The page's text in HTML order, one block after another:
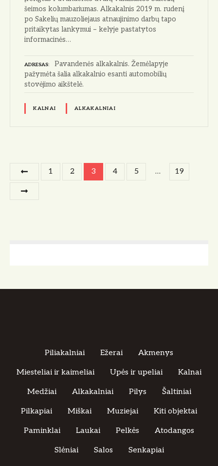
šeimos kolumbariumas. Alkakalnis 2019 m. rudenį
po Sakelių mauzoliejaus atnaujinimo darbų tapo
pritaikytas lankymui – kelyje pastatytos
informacinės…
ADRESAS
Pavandenės alkakalnis. Žemėlapyje
pažymėta šalia alkakalnio esanti automobilių
stovėjimo aikštelė.
KALNAI ALKAKALNIAI
a
a
1 2 3 4 5 … 19
Piliakalniai Ežerai Akmenys
Miesteliai ir kaimeliai Upės ir upeliai Kalnai
Medžiai Alkakalniai Pilys Šaltiniai
Pilkapiai Miškai Muziejai Kiti objektai
Paminklai Laukai Pelkės Atodangos
Slėniai Salos Senkapiai